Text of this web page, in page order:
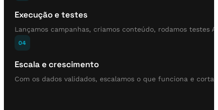
Execução e testes
Lançamos campanhas, criamos conteúdo, rodamos testes
04
Escala e crescimento
Com os dados validados, escalamos o que funciona e